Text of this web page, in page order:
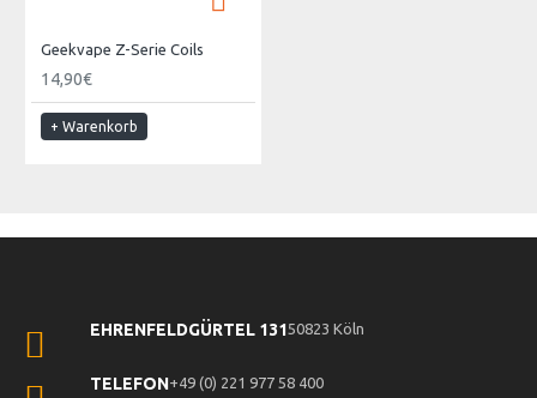
Geekvape Z-Serie Coils
14,90€
+ Warenkorb
EHRENFELDGÜRTEL 13150823 Köln
TELEFON+49 (0) 221 977 58 400